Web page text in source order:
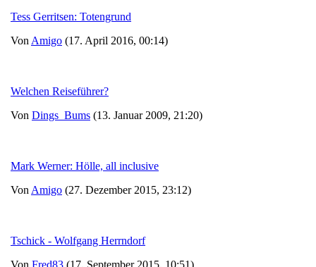
Tess Gerritsen: Totengrund
Von Amigo (17. April 2016, 00:14)
Welchen Reiseführer?
Von Dings_Bums (13. Januar 2009, 21:20)
Mark Werner: Hölle, all inclusive
Von Amigo (27. Dezember 2015, 23:12)
Tschick - Wolfgang Herrndorf